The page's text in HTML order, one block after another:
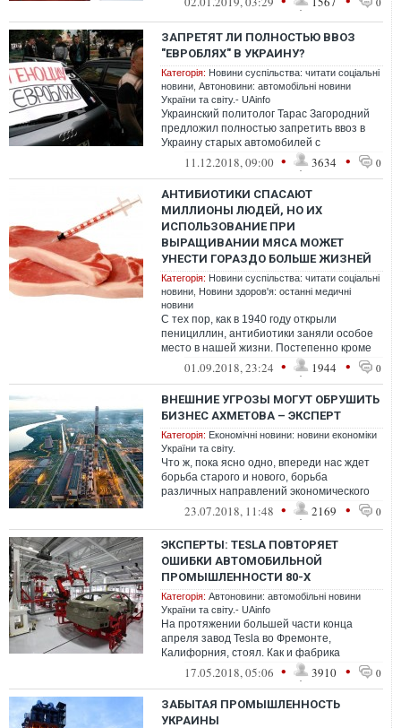
ЗАПРЕТЯТ ЛИ ПОЛНОСТЬЮ ВВОЗ
"ЕВРОБЛЯХ" В УКРАИНУ?
Категорія: Новини суспільства: читати соціальні
новини Автоновини: автомобільні новини
України та світу.- UAinfo
Украинский политолог Тарас Загородний
предложил полностью запретить ввоз в
Украину старых автомобилей с
европейской регистрацией. Он уверен, что
11.12.2018, 09:00 • 3634 • 0
АНТИБИОТИКИ СПАСАЮТ
МИЛЛИОНЫ ЛЮДЕЙ, НО ИХ
ИСПОЛЬЗОВАНИЕ ПРИ
ВЫРАЩИВАНИИ МЯСА МОЖЕТ
УНЕСТИ ГОРАЗДО БОЛЬШЕ ЖИЗНЕЙ
Категорія: Новини суспільства: читати соціальні
новини Новини здоров'я: останні медичні
новини
С тех пор, как в 1940 году открыли
пенициллин, антибиотики заняли особое
место в нашей жизни. Постепенно кроме
здравоохранения их начали активно
01.09.2018, 23:24 • 1944 • 0
ВНЕШНИЕ УГРОЗЫ МОГУТ ОБРУШИТЬ
БИЗНЕС АХМЕТОВА – ЭКСПЕРТ
Категорія: Економічні новини: новини економіки
України та світу.
Что ж, пока ясно одно, впереди нас ждет
борьба старого и нового, борьба
различных направлений экономического
развития Украины
23.07.2018, 11:48 • 2169 • 0
ЭКСПЕРТЫ: TESLA ПОВТОРЯЕТ
ОШИБКИ АВТОМОБИЛЬНОЙ
ПРОМЫШЛЕННОСТИ 80-Х
Категорія: Автоновини: автомобільні новини
України та світу.- UAinfo
На протяжении большей части конца
апреля завод Tesla во Фремонте,
Калифорния, стоял. Как и фабрика
аккумуляторов возле Кларка, Невада. Во
17.05.2018, 05:06 • 3910 • 0
ЗАБЫТАЯ ПРОМЫШЛЕННОСТЬ
УКРАИНЫ